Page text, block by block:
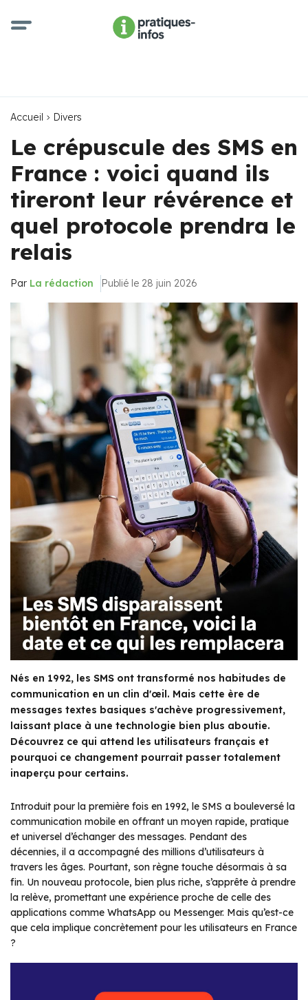
Accueil Divers
Le crépuscule des SMS en
France : voici quand ils
tireront leur révérence et
quel protocole prendra le
relais
Par La rédaction Publié le 28 juin 2026
Nés en 1992, les SMS ont transformé nos habitudes de
communication en un clin d'œil. Mais cette ère de
messages textes basiques s'achève progressivement,
laissant place à une technologie bien plus aboutie.
Découvrez ce qui attend les utilisateurs français et
pourquoi ce changement pourrait passer totalement
inaperçu pour certains.
Introduit pour la première fois en 1992, le SMS a bouleversé la
communication mobile en offrant un moyen rapide, pratique
et universel d’échanger des messages. Pendant des
décennies, il a accompagné des millions d’utilisateurs à
travers les âges. Pourtant, son règne touche désormais à sa
fin. Un nouveau protocole, bien plus riche, s’apprête à prendre
la relève, promettant une expérience proche de celle des
applications comme WhatsApp ou Messenger. Mais qu’est-ce
que cela implique concrètement pour les utilisateurs en France
?